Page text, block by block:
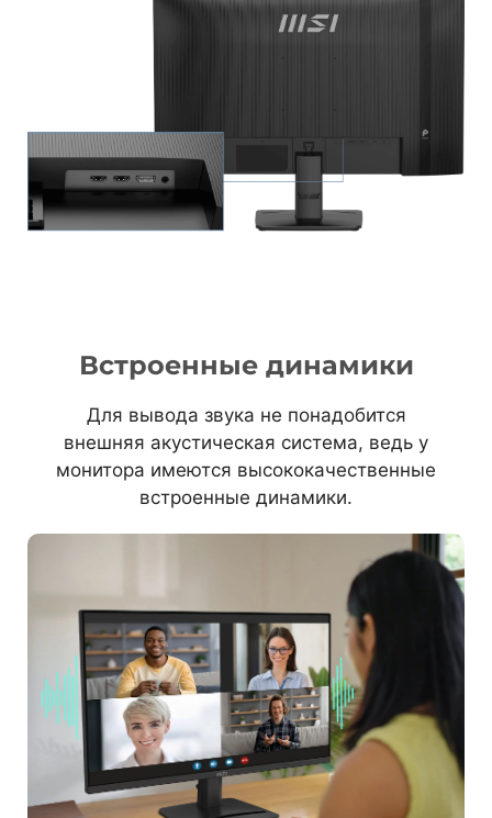
Встроенные динамики
Для вывода звука не понадобится
внешняя акустическая система, ведь у
монитора имеются высококачественные
встроенные динамики.